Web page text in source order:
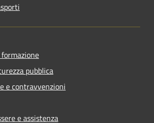
pubblica
e contravvenzioni
e assistenza